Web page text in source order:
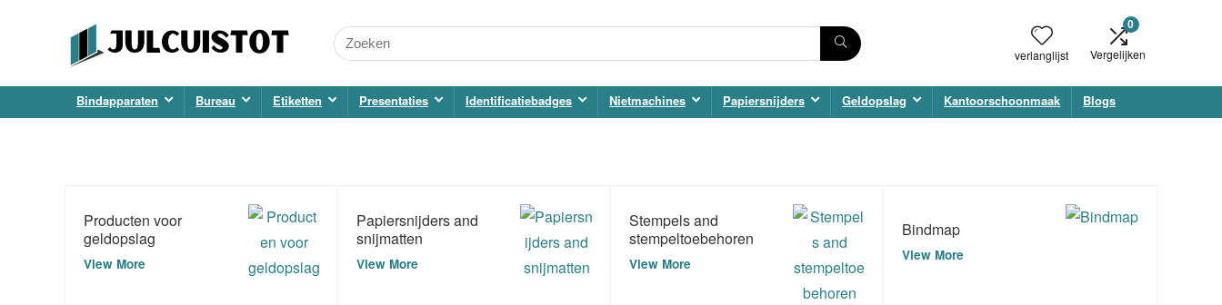
verlanglijst
0
Vergelijken
Bindapparaten Bureau Etiketten Presentaties Identificatiebadges Nietmachines Papiersnijders Geldopslag Kantoorschoonmaak Blogs
Producten voor
geldopslag
View More
Papiersnijders and
snijmatten
View More
Stempels and
stempeltoebehoren
View More
Bindmap
View More